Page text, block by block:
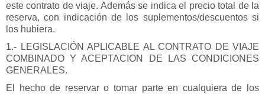
este contrato de viaje. Además se indica el precio total de la
reserva, con indicación de los suplementos/descuentos si
los hubiera.
1.- LEGISLACIÓN APLICABLE AL CONTRATO DE VIAJE
COMBINADO Y ACEPTACION DE LAS CONDICIONES
GENERALES.
El hecho de reservar o tomar parte en cualquiera de los